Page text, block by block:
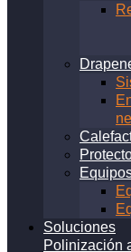
Soluciones
Polinización